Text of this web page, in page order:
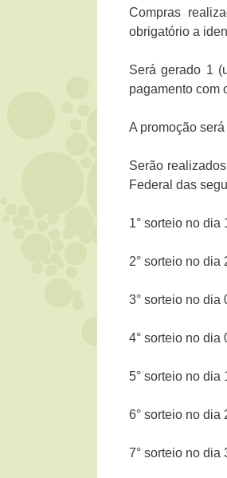
Compras
obrigatório a
Será gerado 1
pagamento com
A promoção
Serão
Federal das
1° sorteio no dia
2° sorteio no dia
3° sorteio no dia
4° sorteio no dia
5° sorteio no dia
6° sorteio no dia
7° sorteio no dia